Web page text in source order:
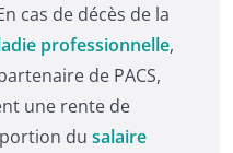
cas de décès de la
professionnelle,
de PACS,
une rente de
du salaire